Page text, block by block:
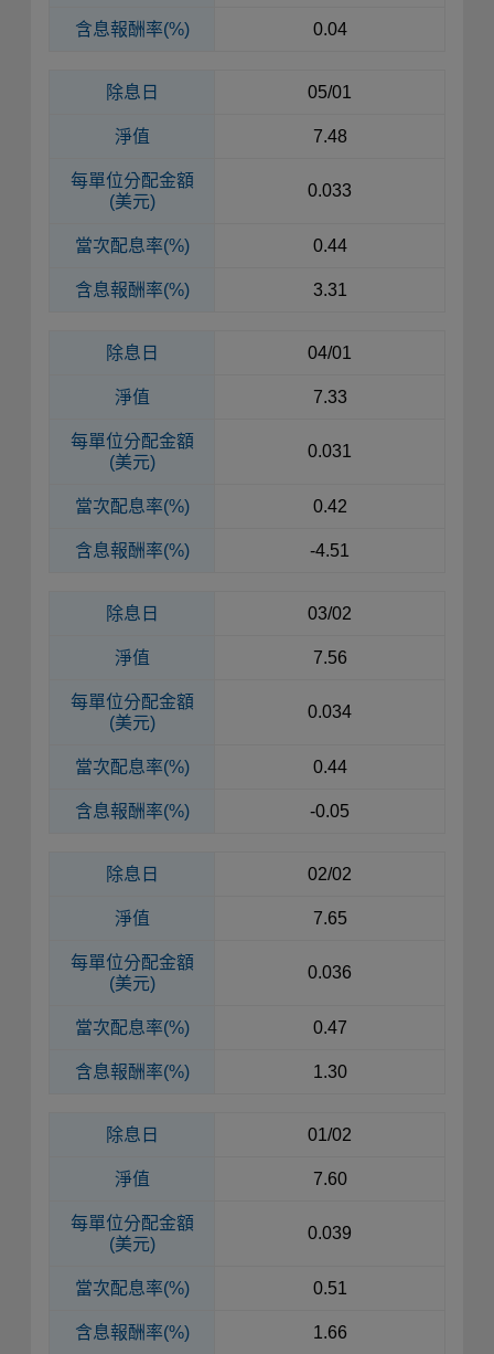
含息報酬率(%) 0.04
除息日 05/01
淨值 7.48
每單位分配金額
(美元)
0.033
當次配息率(%) 0.44
含息報酬率(%) 3.31
除息日 04/01
淨值 7.33
每單位分配金額
(美元)
0.031
當次配息率(%) 0.42
含息報酬率(%) -4.51
除息日 03/02
淨值 7.56
每單位分配金額
(美元)
0.034
當次配息率(%) 0.44
含息報酬率(%) -0.05
除息日 02/02
淨值 7.65
每單位分配金額
(美元)
0.036
當次配息率(%) 0.47
含息報酬率(%) 1.30
除息日 01/02
淨值 7.60
每單位分配金額
(美元)
0.039
當次配息率(%) 0.51
含息報酬率(%) 1.66